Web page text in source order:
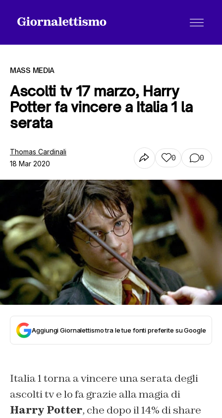
Tutti gli articoli
Chi siamo
Contatti
MASS MEDIA
Ascolti tv 17 marzo, Harry
Potter fa vincere a Italia 1 la
serata
Thomas Cardinali
18 Mar 2020
0 0
Aggiungi Giornalettismo tra le tue fonti preferite su Google
Italia 1 torna a vincere una serata degli
ascolti tv e lo fa grazie alla magia di
Harry Potter, che dopo il 14% di share